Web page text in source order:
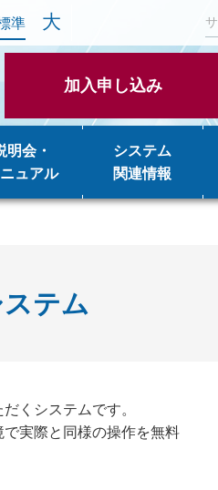
準 大
加入申し込み
明会・
ュアル
システム
関連情報
テム
くシステムです。
実際と同様の操作を無料